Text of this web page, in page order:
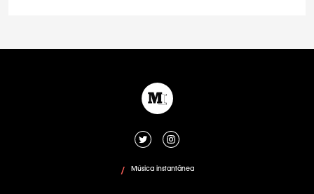
/ Música instantânea